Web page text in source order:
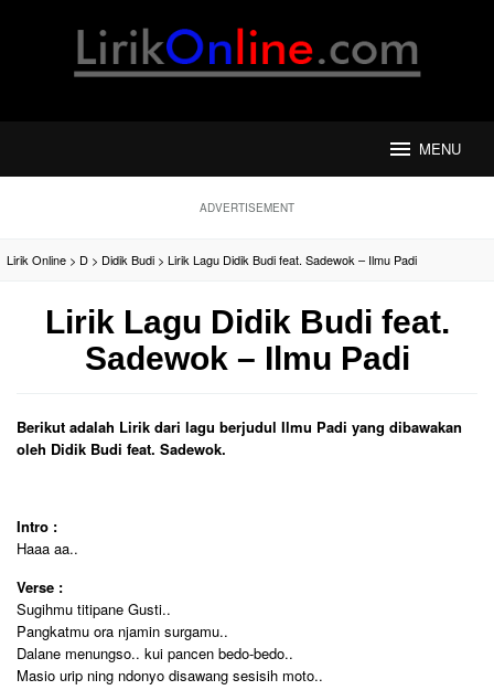
MENU
ADVERTISEMENT
Lirik Online > D > Didik Budi > Lirik Lagu Didik Budi feat. Sadewok – Ilmu Padi
Lirik Lagu Didik Budi feat.
Sadewok – Ilmu Padi
Berikut adalah Lirik dari lagu berjudul Ilmu Padi yang dibawakan
oleh Didik Budi feat. Sadewok.
Intro :
Haaa aa..
Verse :
Sugihmu titipane Gusti..
Pangkatmu ora njamin surgamu..
Dalane menungso.. kui pancen bedo-bedo..
Masio urip ning ndonyo disawang sesisih moto..